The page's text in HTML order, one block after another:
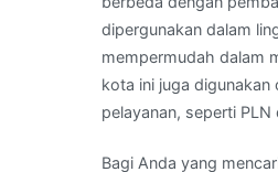
dipergunakan dalam
mempermudah dalam
kota ini juga
pelayanan, seperti PLN
Bagi Anda yang